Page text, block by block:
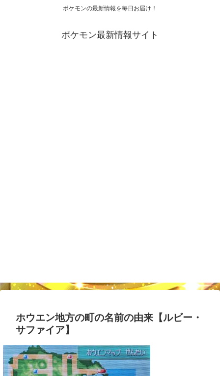
ポケモンの最新情報を毎日お届け！
ポケモン最新情報サイト
ホウエン地方の町の名前の由来【ルビー・
サファイア】